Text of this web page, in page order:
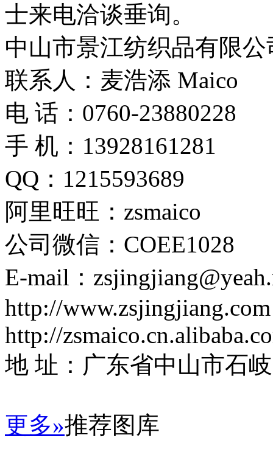
士来电洽谈垂询。
中山市景江纺织品有限公
联系人：麦浩添 Maico
电 话： 0760-23880228
手 机：13928161281
QQ：1215593689
阿里旺旺：zsmaico
公司微信： COEE1028
E-mail：
http://www.zsjingjiang.com
http://
地 址：广东省中山市石
更多»推荐图库